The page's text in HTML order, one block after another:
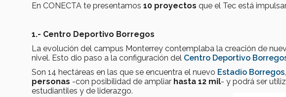
En CONECTA te presentamos 10 proyectos que el Tec está
1.- Centro Deportivo Borregos
La evolución del campus Monterrey contemplaba la creación de
nivel. Esto dio paso a la configuración del Centro Deportivo
Son 14 hectáreas en las que se encuentra el nuevo Estadio Borregos
personas -con posibilidad de ampliar hasta 12 mil- y podrá ser
estudiantiles y de liderazgo.